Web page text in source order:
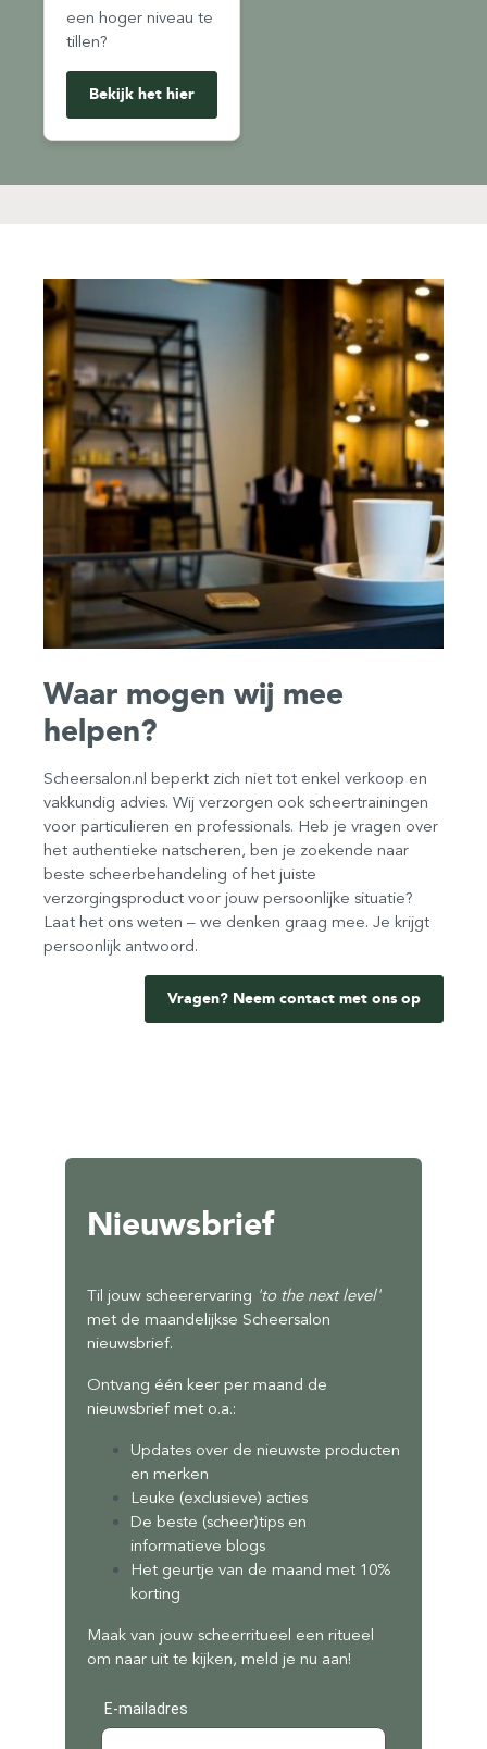
een hoger niveau te
tillen?
Bekijk het hier
Waar mogen wij mee
helpen?
Scheersalon.nl beperkt zich niet tot enkel verkoop en
vakkundig advies. Wij verzorgen ook scheertrainingen
voor particulieren en professionals. Heb je vragen over
het authentieke natscheren, ben je zoekende naar
beste scheerbehandeling of het juiste
verzorgingsproduct voor jouw persoonlijke situatie?
Laat het ons weten – we denken graag mee. Je krijgt
persoonlijk antwoord.
Vragen? Neem contact met ons op
Nieuwsbrief
Til jouw scheerervaring 'to the next level'
met de maandelijkse Scheersalon
nieuwsbrief.
Ontvang één keer per maand de
nieuwsbrief met o.a.:
Updates over de nieuwste producten
en merken
Leuke (exclusieve) acties
De beste (scheer)tips en
informatieve blogs
Het geurtje van de maand met 10%
korting
Maak van jouw scheerritueel een ritueel
om naar uit te kijken, meld je nu aan!